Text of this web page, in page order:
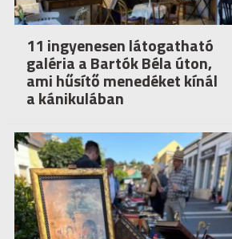
11 ingyenesen látogatható
galéria a Bartók Béla úton,
ami hűsítő menedéket kínál
a kánikulában